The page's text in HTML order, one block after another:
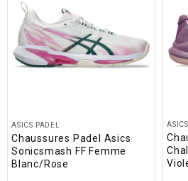
ASICS PADEL
Chaussures Padel Asics
Sonicsmash FF Femme
Blanc/Rose